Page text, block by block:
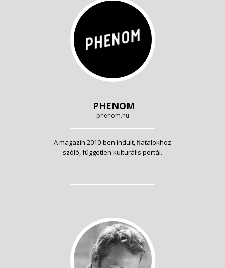
PHENOM
phenom.hu
A magazin 2010-ben indult, fiatalokhoz
szóló, független kulturális portál.